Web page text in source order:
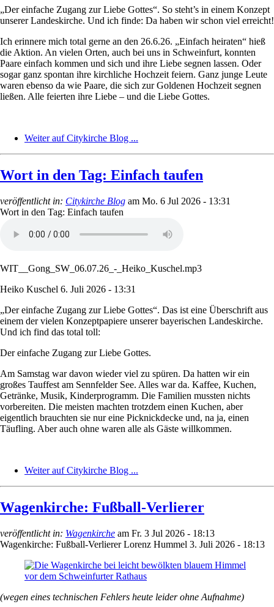
„Der einfache Zugang zur Liebe Gottes“. So steht’s in einem Konzept
unserer Landeskirche. Und ich finde: Da haben wir schon viel erreicht!
Ich erinnere mich total gerne an den 26.6.26. „Einfach heiraten“ hieß
die Aktion. An vielen Orten, auch bei uns in Schweinfurt, konnten
Paare einfach kommen und sich und ihre Liebe segnen lassen. Oder
sogar ganz spontan ihre kirchliche Hochzeit feiern. Ganz junge Leute
waren ebenso da wie Paare, die sich zur Goldenen Hochzeit segnen
ließen. Alle feierten ihre Liebe – und die Liebe Gottes.
Weiter auf Citykirche Blog ...
Wort in den Tag: Einfach taufen
veröffentlicht in: Citykirche Blog am Mo. 6 Jul 2026 - 13:31
Wort in den Tag: Einfach taufen
WIT__Gong_SW_06.07.26_-_Heiko_Kuschel.mp3
Heiko Kuschel 6. Juli 2026 - 13:31
„Der einfache Zugang zur Liebe Gottes“. Das ist eine Überschrift aus
einem der vielen Konzeptpapiere unserer bayerischen Landeskirche.
Und ich find das total toll:
Der einfache Zugang zur Liebe Gottes.
Am Samstag war davon wieder viel zu spüren. Da hatten wir ein
großes Tauffest am Sennfelder See. Alles war da. Kaffee, Kuchen,
Getränke, Musik, Kinderprogramm. Die Familien mussten nichts
vorbereiten. Die meisten machten trotzdem einen Kuchen, aber
eigentlich brauchten sie nur eine Picknickdecke und, na ja, einen
Täufling. Aber auch ohne waren alle als Gäste willkommen.
Weiter auf Citykirche Blog ...
Wagenkirche: Fußball-Verlierer
veröffentlicht in: Wagenkirche am Fr. 3 Jul 2026 - 18:13
Wagenkirche: Fußball-Verlierer Lorenz Hummel 3. Juli 2026 - 18:13
(wegen eines technischen Fehlers heute leider ohne Aufnahme)